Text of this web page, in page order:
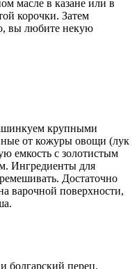
масле в казане или в
корочки. Затем
вы любите некую
крупными
от кожуры овощи (лук
емкость с золотистым
Ингредиенты для
Достаточно
варочной поверхности,
перец.